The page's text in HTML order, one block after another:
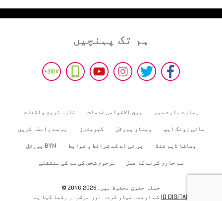
ہم تک پہنچیں
ہمارے بارے میں بین الاقوامی خدمات تازہ ترین واقعات
مائی زونگ ایپ وینڈر پورٹل کیریئرز ہم سے رابطہ کریں
بھاشا ڈیم فنڈ پی ٹی اے کے شرائط و ضوابط BYN پورٹل
سم جاری کرنے کا عمل مرحوم شخص کی سم کی منتقلی
© ZONG 2026جملہ حقوق محفوظ ہیں۔
IO DIGITAL